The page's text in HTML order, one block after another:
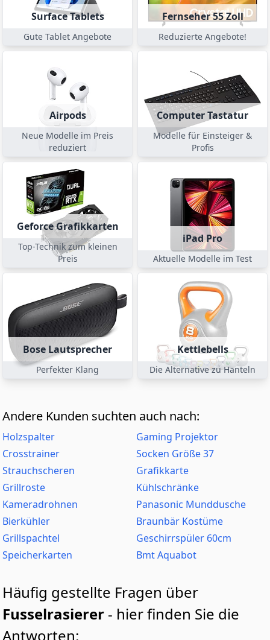
Surface Tablets
Gute Tablet Angebote
Fernseher 55 Zoll
Reduzierte Angebote!
Airpods
Neue Modelle im Preis
reduziert
Computer Tastatur
Modelle für Einsteiger &
Profis
Geforce Grafikkarten
Top-Technik zum kleinen
Preis
iPad Pro
Aktuelle Modelle im Test
Bose Lautsprecher
Perfekter Klang
Kettlebells
Die Alternative zu Hanteln
Andere Kunden suchten auch nach:
Holzspalter
Gaming Projektor
Crosstrainer
Socken Größe 37
Strauchscheren
Grafikkarte
Grillroste
Kühlschränke
Kameradrohnen
Panasonic Munddusche
Bierkühler
Braunbär Kostüme
Grillspachtel
Geschirrspüler 60cm
Speicherkarten
Bmt Aquabot
Häufig gestellte Fragen über
Fusselrasierer - hier finden Sie die
Antworten: